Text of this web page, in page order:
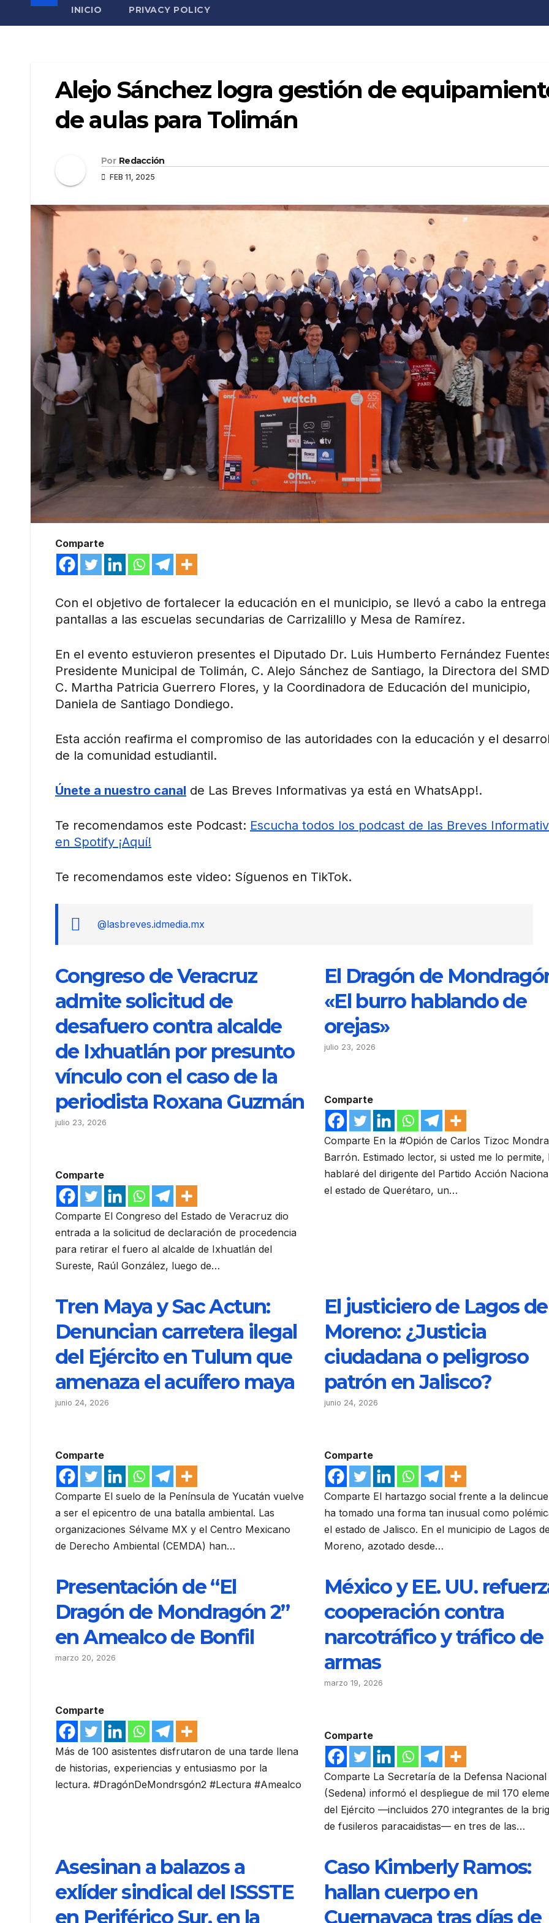
INICIO PRIVACY POLICY
Alejo Sánchez logra gestión de
de aulas para Tolimán
Por Redacción
FEB 11, 2025
Comparte
Con el objetivo de fortalecer la educación en el municipio, se llevó a cabo la entrega
pantallas a las escuelas secundarias de Carrizalillo y Mesa de Ramírez.
En el evento estuvieron presentes el Diputado Dr. Luis Humberto Fernández
Presidente Municipal de Tolimán, C. Alejo Sánchez de Santiago, la Directora del
C. Martha Patricia Guerrero Flores, y la Coordinadora de Educación del municipio,
Daniela de Santiago Dondiego.
Esta acción reafirma el compromiso de las autoridades con la educación y el
de la comunidad estudiantil.
Únete a nuestro canal de Las Breves Informativas ya está en WhatsApp!.
Te recomendamos este Podcast: Escucha todos los podcast de las Breves
en Spotify ¡Aquí!
Te recomendamos este video: Síguenos en TikTok.
@lasbreves.idmedia.mx
Congreso de Veracruz
admite solicitud de
desafuero contra alcalde
de Ixhuatlán por presunto
vínculo con el caso de la
periodista Roxana Guzmán
julio 23, 2026
Comparte
Comparte El Congreso del Estado de Veracruz dio
entrada a la solicitud de declaración de procedencia
para retirar el fuero al alcalde de Ixhuatlán del
Sureste, Raúl González, luego de…
El Dragón de
«El burro hablando de
orejas»
julio 23, 2026
Comparte
Comparte En la #Opión de Carlos Tizoc
Barrón. Estimado lector, si usted me lo permite,
hablaré del dirigente del Partido Acción
el estado de Querétaro, un…
Tren Maya y Sac Actun:
Denuncian carretera ilegal
del Ejército en Tulum que
amenaza el acuífero maya
junio 24, 2026
Comparte
Comparte El suelo de la Península de Yucatán vuelve
a ser el epicentro de una batalla ambiental. Las
organizaciones Sélvame MX y el Centro Mexicano
de Derecho Ambiental (CEMDA) han…
El justiciero de Lagos de
Moreno: ¿Justicia
ciudadana o peligroso
patrón en Jalisco?
junio 24, 2026
Comparte
Comparte El hartazgo social frente a la
ha tomado una forma tan inusual como
el estado de Jalisco. En el municipio de Lagos de
Moreno, azotado desde…
Presentación de “El
Dragón de Mondragón 2”
en Amealco de Bonfil
marzo 20, 2026
Comparte
Más de 100 asistentes disfrutaron de una tarde llena
de historias, experiencias y entusiasmo por la
lectura. #DragónDeMondrsgón2 #Lectura #Amealco
México y EE. UU.
cooperación contra
narcotráfico y tráfico de
armas
marzo 19, 2026
Comparte
Comparte La Secretaría de la Defensa Nacional
(Sedena) informó el despliegue de mil 170
del Ejército —incluidos 270 integrantes de la
de fusileros paracaidistas— en tres de las…
Asesinan a balazos a
exlíder sindical del ISSSTE
en Periférico Sur, en la
Caso Kimberly Ramos:
hallan cuerpo en
Cuernavaca tras días de